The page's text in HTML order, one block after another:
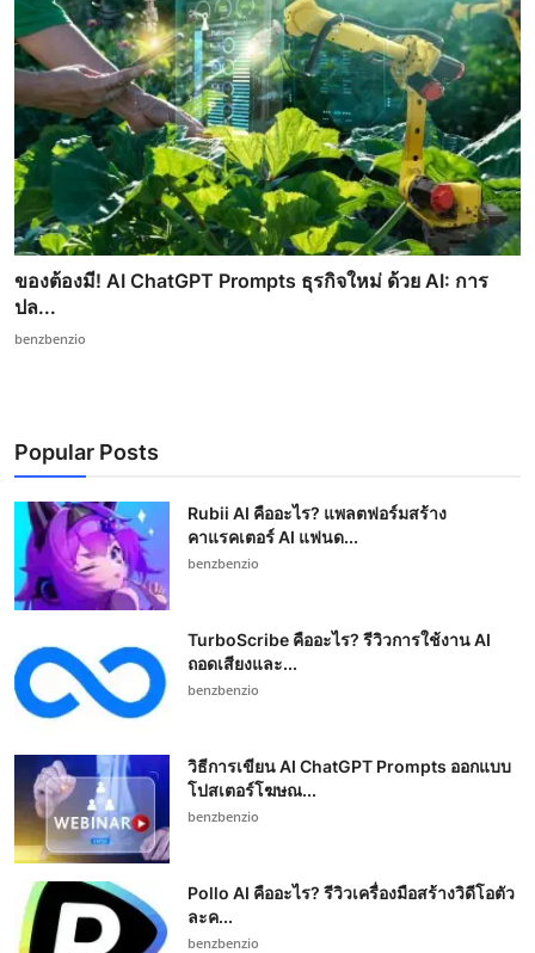
ของต้องมี! AI ChatGPT Prompts ธุรกิจใหม่ ด้วย AI: การ
ปล...
benzbenzio
Popular Posts
Rubii AI คืออะไร? แพลตฟอร์มสร้าง
คาแรคเตอร์ AI แฟนด...
benzbenzio
TurboScribe คืออะไร? รีวิวการใช้งาน AI
ถอดเสียงและ...
benzbenzio
วิธีการเขียน AI ChatGPT Prompts ออกแบบ
โปสเตอร์โฆษณ...
benzbenzio
Pollo AI คืออะไร? รีวิวเครื่องมือสร้างวิดีโอตัว
ละค...
benzbenzio